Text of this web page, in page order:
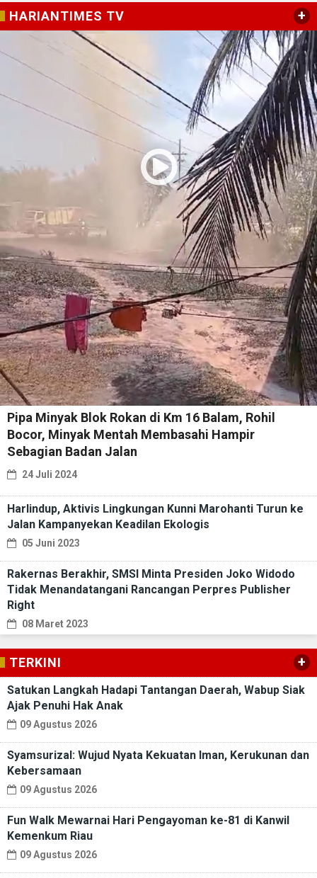
HARIANTIMES TV +
Pipa Minyak Blok Rokan di Km 16 Balam, Rohil
Bocor, Minyak Mentah Membasahi Hampir
Sebagian Badan Jalan
24 Juli 2024
Harlindup, Aktivis Lingkungan Kunni Marohanti Turun ke
Jalan Kampanyekan Keadilan Ekologis
05 Juni 2023
Rakernas Berakhir, SMSI Minta Presiden Joko Widodo
Tidak Menandatangani Rancangan Perpres Publisher
Right
08 Maret 2023
TERKINI +
Satukan Langkah Hadapi Tantangan Daerah, Wabup Siak
Ajak Penuhi Hak Anak
09 Agustus 2026
Syamsurizal: Wujud Nyata Kekuatan Iman, Kerukunan dan
Kebersamaan
09 Agustus 2026
Fun Walk Mewarnai Hari Pengayoman ke-81 di Kanwil
Kemenkum Riau
09 Agustus 2026